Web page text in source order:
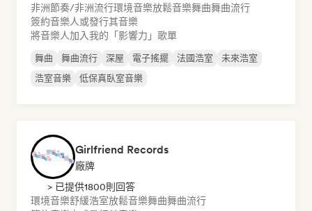
非洲節奏/非洲流行環境音樂放鬆音樂舞曲舞曲流行
簽約音樂人或發行其音樂
將音樂人加入我的「影響力」歌單
舞曲 舞曲流行 深屋 電子搖擺 法國浩室
未來浩室
浩室音樂
低保真臥室音樂
Girlfriend Records
廠牌
> 已提供1800則回答
環境音樂舒緩浩室放鬆音樂舞曲舞曲流行